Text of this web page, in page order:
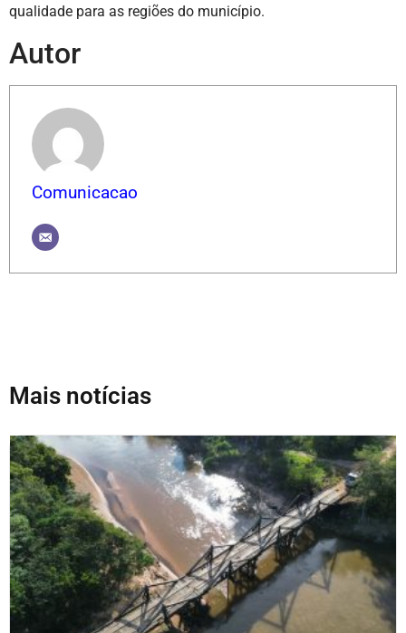
qualidade para as regiões do município.
Autor
Comunicacao
Mais notícias